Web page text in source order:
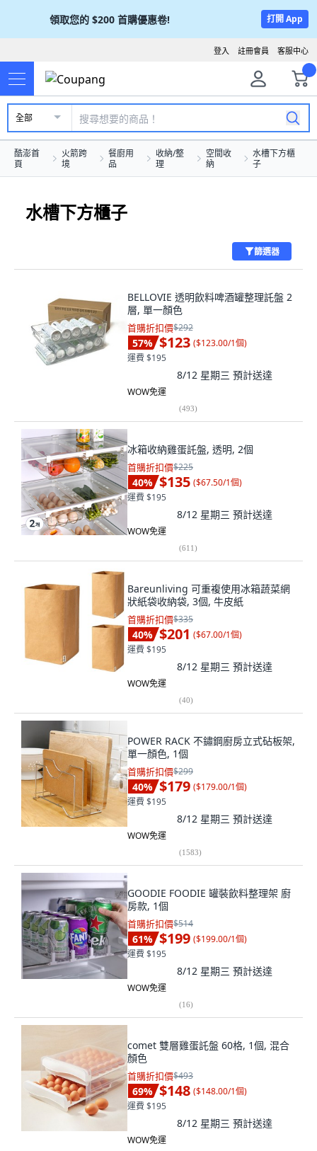
領取您的 $200 首購優惠卷! 打開 App
客服中心
註冊會員
登入
全部
酷澎首
頁
火箭跨
境
餐廚用
品
收納/整
理
空間收
納
水槽下方櫃
子
水槽下方櫃子
篩選器
BELLOVIE 透明飲料啤酒罐整理託盤 2
層, 單一顏色
首購折扣價$292
57% $123 ($123.00/1個)
運費 $195
8/12 星期三 預計送達
WOW免運
(493)
冰箱收納雞蛋託盤, 透明, 2個
首購折扣價$225
40% $135 ($67.50/1個)
運費 $195
8/12 星期三 預計送達
WOW免運
(611)
Bareunliving 可重複使用冰箱蔬菜網
狀紙袋收納袋, 3個, 牛皮紙
首購折扣價$335
40% $201 ($67.00/1個)
運費 $195
8/12 星期三 預計送達
WOW免運
(40)
POWER RACK 不鏽鋼廚房立式砧板架,
單一顏色, 1個
首購折扣價$299
40% $179 ($179.00/1個)
運費 $195
8/12 星期三 預計送達
WOW免運
(1583)
GOODIE FOODIE 罐裝飲料整理架 廚
房款, 1個
首購折扣價$514
61% $199 ($199.00/1個)
運費 $195
8/12 星期三 預計送達
WOW免運
(16)
comet 雙層雞蛋託盤 60格, 1個, 混合
顏色
首購折扣價$493
69% $148 ($148.00/1個)
運費 $195
8/12 星期三 預計送達
WOW免運